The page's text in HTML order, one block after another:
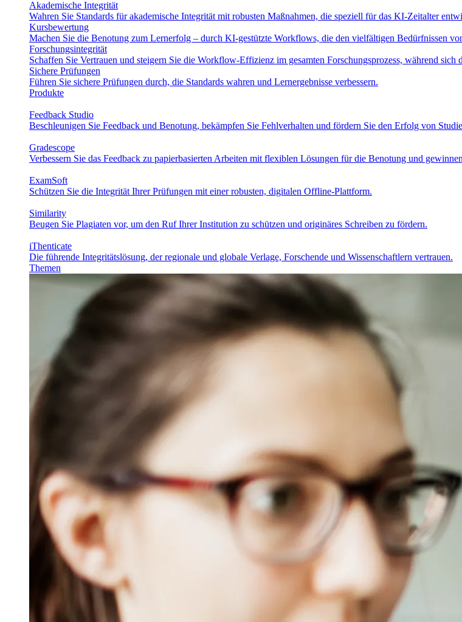
Akademische Integrität
Wahren Sie Standards für akademische Integrität mit robusten Maßnahmen, die speziell für das KI-Zeitalter
Kursbewertung
Machen Sie die Benotung zum Lernerfolg – durch KI-gestützte Workflows, die den vielfältigen Bedürfnissen
Forschungsintegrität
Schaffen Sie Vertrauen und steigern Sie die Workflow-Effizienz im gesamten Forschungsprozess, während
Sichere Prüfungen
Führen Sie sichere Prüfungen durch, die Standards wahren und Lernergebnisse verbessern.
Produkte
Feedback Studio
Beschleunigen Sie Feedback und Benotung, bekämpfen Sie Fehlverhalten und fördern Sie den Erfolg von
Gradescope
Verbessern Sie das Feedback zu papierbasierten Arbeiten mit flexiblen Lösungen für die Benotung und
ExamSoft
Schützen Sie die Integrität Ihrer Prüfungen mit einer robusten, digitalen Offline-Plattform.
Similarity
Beugen Sie Plagiaten vor, um den Ruf Ihrer Institution zu schützen und originäres Schreiben zu fördern.
iThenticate
Die führende Integritätslösung, der regionale und globale Verlage, Forschende und Wissenschaftlern vertrauen.
Themen